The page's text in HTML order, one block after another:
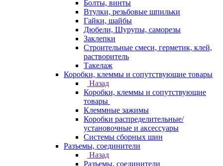
Болты, винты
Втулки, резьбовые шпильки
Гайки, шайбы
Дюбели, Шурупы, саморезы
Заклепки
Строительные смеси, герметик, клей,
растворитель
Такелаж
Коробки, клеммы и сопутствующие товары
Назад
Коробки, клеммы и сопутствующие
товары
Клеммные зажимы
Коробки распределительные/
установочные и аксессуары
Системы сборных шин
Разъемы, соединители
Назад
Разъемы, соединители